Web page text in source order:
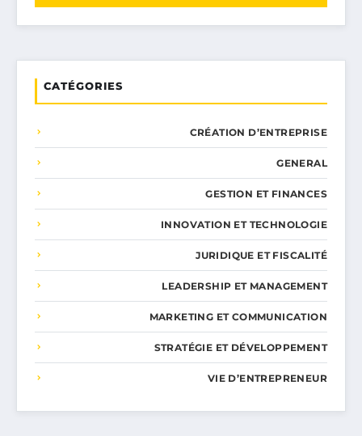
CATÉGORIES
CRÉATION D’ENTREPRISE
GENERAL
GESTION ET FINANCES
INNOVATION ET TECHNOLOGIE
JURIDIQUE ET FISCALITÉ
LEADERSHIP ET MANAGEMENT
MARKETING ET COMMUNICATION
STRATÉGIE ET DÉVELOPPEMENT
VIE D’ENTREPRENEUR